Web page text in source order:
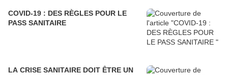
COVID-19 : DES RÈGLES POUR LE
PASS SANITAIRE
LA CRISE SANITAIRE DOIT ÊTRE UN